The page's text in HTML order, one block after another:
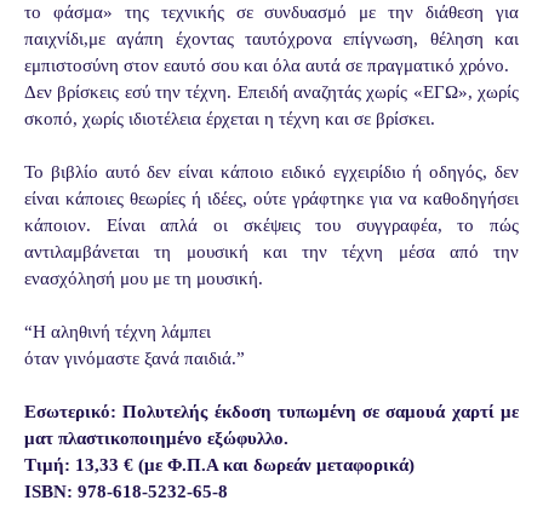
το φάσμα» της τεχνικής σε συνδυασμό με την διάθεση για
παιχνίδι,με αγάπη έχοντας ταυτόχρονα επίγνωση, θέληση και
εμπιστοσύνη στον εαυτό σου και όλα αυτά σε πραγματικό χρόνο.
Δεν βρίσκεις εσύ την τέχνη. Επειδή αναζητάς χωρίς «ΕΓΩ», χωρίς
σκοπό, χωρίς ιδιοτέλεια έρχεται η τέχνη και σε βρίσκει.
Το βιβλίο αυτό δεν είναι κάποιο ειδικό εγχειρίδιο ή οδηγός, δεν
είναι κάποιες θεωρίες ή ιδέες, ούτε γράφτηκε για να καθοδηγήσει
κάποιον. Είναι απλά οι σκέψεις του συγγραφέα, το πώς
αντιλαμβάνεται τη μουσική και την τέχνη μέσα από την
ενασχόλησή μου με τη μουσική.
“Η αληθινή τέχνη λάμπει
όταν γινόμαστε ξανά παιδιά.”
Εσωτερικό: Πολυτελής έκδοση τυπωμένη σε σαμουά χαρτί με
ματ πλαστικοποιημένο εξώφυλλο.
Τιμή: 13,33 € (με Φ.Π.Α και δωρεάν μεταφορικά)
ISBN: 978-618-5232-65-8